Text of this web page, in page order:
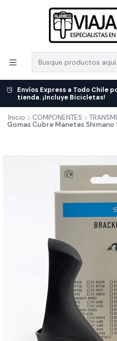
Envíos Express a Todo Chile
tienda. ¡Incluye Bicicletas!
Inicio COMPONENTES
Gomas Cubre Manetas